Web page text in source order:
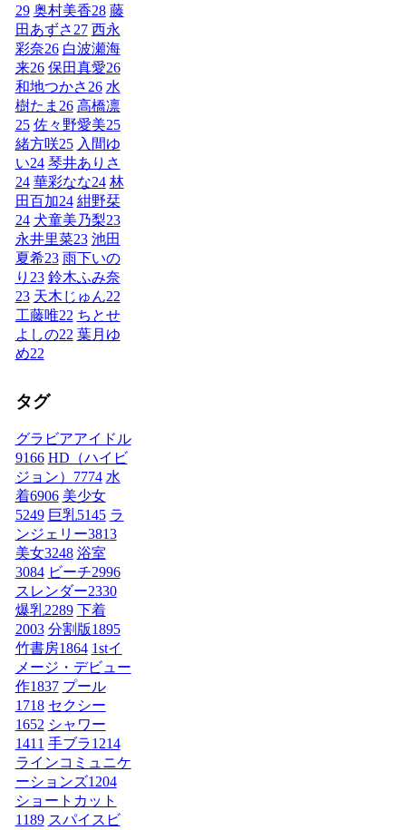
29 奥村美香28 藤
田あずさ 27 西永
彩奈26 白波瀬海
来26 保田真愛26
和地つかさ 26 水
樹たま 26 高橋凛
25 佐々野愛美25
緒方咲25 入間ゆ
い24 琴井ありさ
24 華彩なな24 林
田百加24 紺野栞
24 犬童美乃梨23
永井里菜23 池田
夏希23 雨下いの
り 23 鈴木ふみ奈
23 天木じゅん22
工藤唯22 ちとせ
よしの22 葉月ゆ
め22
タグ
グラビアアイドル
9166 HD（ハイビ
ジョン） 7774 水
着6906 美少女
5249 巨乳5145 ラ
ンジェリー3813
美女3248 浴室
3084 ビーチ2996
スレンダー2330
爆乳2289 下着
2003 分割版1895
竹書房1864 1stイ
メージ・デビュー
作1837 プール
1718 セクシー
1652 シャワー
1411 手ブラ1214
ラインコミュニケ
ーションズ1204
ショートカット
1189 スパイスビ